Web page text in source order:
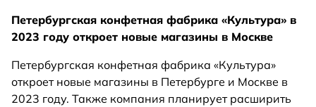
Петербургская конфетная фабрика «Культура» в
2023 году откроет новые магазины в Москве
Петербургская конфетная фабрика «Культура»
откроет новые магазины в Петербурге и Москве в
2023 году. Также компания планирует расширить